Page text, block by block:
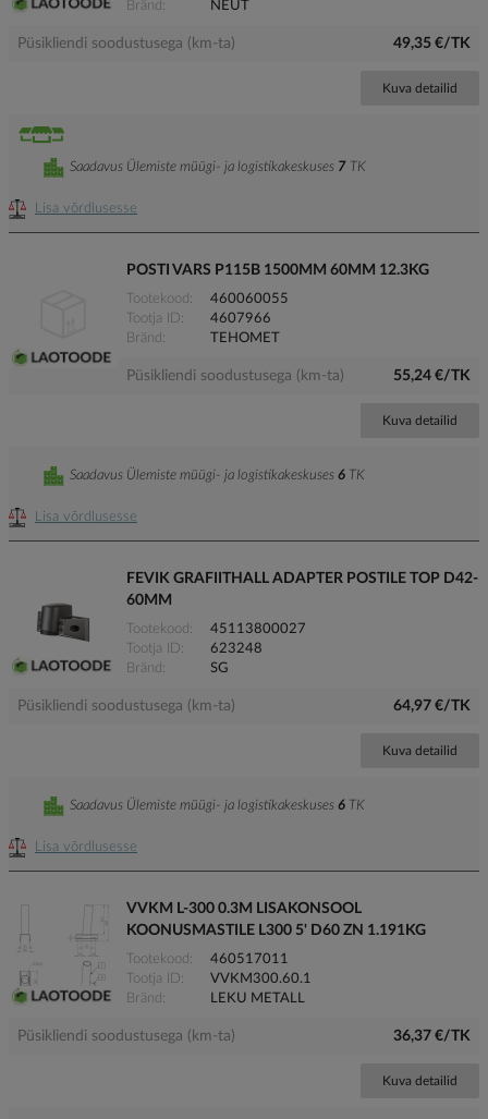
Bränd
NEUT
Püsikliendi soodustusega (km-ta) 49,35 €/TK
Kuva detailid
Lisa võrdlusesse
Saadavus Ülemiste müügi- ja logistikakeskuses 7 TK
POSTI VARS P115B 1500MM 60MM 12.3KG
Tootekood
460060055
Tootja ID
4607966
Bränd
TEHOMET
Püsikliendi soodustusega (km-ta) 55,24 €/TK
Kuva detailid
Lisa võrdlusesse
Saadavus Ülemiste müügi- ja logistikakeskuses 6 TK
FEVIK GRAFIITHALL ADAPTER POSTILE TOP D42-
60MM
Tootekood
45113800027
Tootja ID
623248
Bränd
SG
Püsikliendi soodustusega (km-ta) 64,97 €/TK
Kuva detailid
Lisa võrdlusesse
Saadavus Ülemiste müügi- ja logistikakeskuses 6 TK
VVKM L-300 0.3M LISAKONSOOL
KOONUSMASTILE L300 5' D60 ZN 1.191KG
Tootekood
460517011
Tootja ID
VVKM300.60.1
Bränd
LEKU METALL
Püsikliendi soodustusega (km-ta) 36,37 €/TK
Kuva detailid